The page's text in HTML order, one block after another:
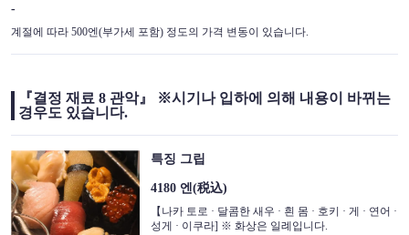
-
계절에 따라 500엔(부가세 포함) 정도의 가격 변동이 있습니다.
『결정 재료 8 관악』 ※시기나 입하에 의해 내용이 바뀌는
경우도 있습니다.
특징 그립
4180 엔(税込)
【나카 토로 · 달콤한 새우 · 흰 몸 · 호키 · 게 · 연어 ·
성게 · 이쿠라] ※ 화상은 일례입니다.